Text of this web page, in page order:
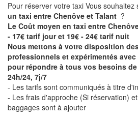
Pour réserver votre taxi Vous souhaitez
un taxi entre Chenôve et Talant ?
Le Coût moyen en taxi entre
- 17€ tarif jour et 19€ - 24€ tarif nuit
Nous mettons à votre disposition
professionnels et expérimentés
pour répondre à tous vos besoins
24h/24, 7j/7
- Les tarifs sont communiqués à titre
- Les frais d'approche (Si réservation)
baggages sont à ajouter